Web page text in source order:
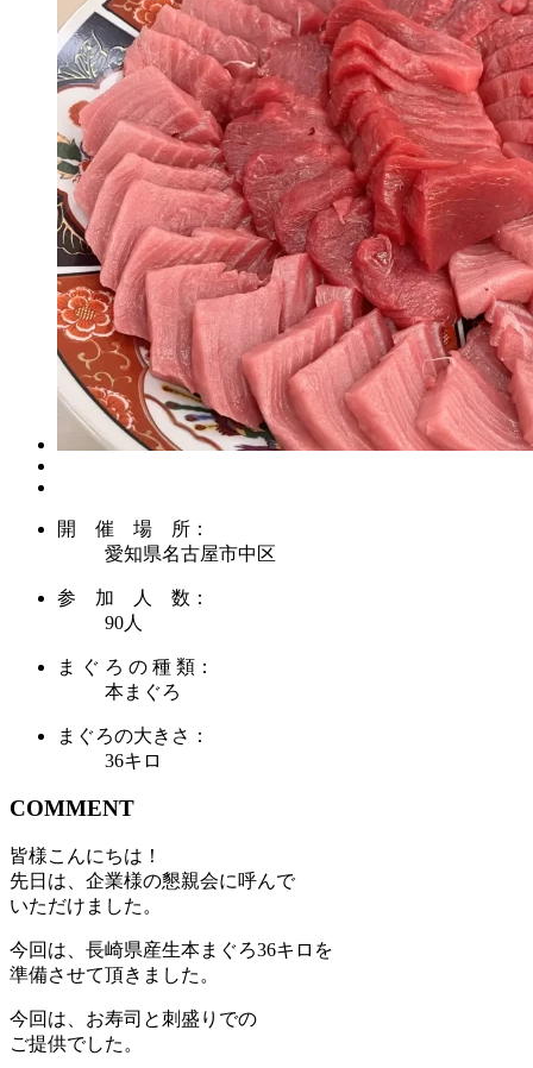
開 催 場 所：
愛知県名古屋市中区
参 加 人 数：
90人
ま ぐ ろ の 種 類：
本まぐろ
まぐろの大きさ：
36キロ
COMMENT
皆様こんにちは！
先日は、企業様の懇親会に呼んで
いただけました。
今回は、長崎県産生本まぐろ36キロを
準備させて頂きました。
今回は、お寿司と刺盛りでの
ご提供でした。